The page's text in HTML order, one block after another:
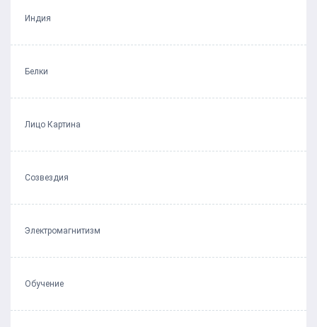
Индия
Белки
Лицо Картина
Созвездия
Электромагнитизм
Обучение